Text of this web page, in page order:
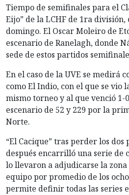
Tiempo de semifinales para el
Eijo” de la LCHF de 1ra
domingo. El Oscar Moleiro de
escenario de Ranelagh, donde
sede de estos partidos
En el caso de la UVE se medirá
como El Indio, con el que se vio
mismo torneo y al que venció 1-
escenario de 52 y 229 por la
Norte.
“El Cacique” tras perder los
después encarrilló una serie de
lo llevaron a adjudicarse la
equipo por promedio de los
permite definir todas las series